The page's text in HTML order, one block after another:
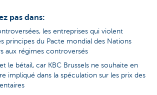
pas dans:
les entreprises qui violent
principes du Pacte mondial des Nations
aux régimes controversés
le bétail, car KBC Brussels ne souhaite en
impliqué dans la spéculation sur les prix des